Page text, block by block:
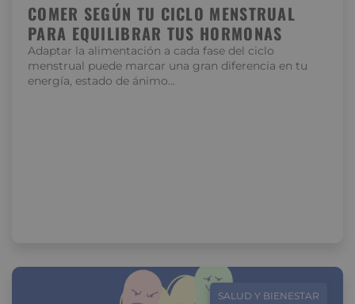
COMER SEGÚN TU CICLO MENSTRUAL
PARA EQUILIBRAR TUS HORMONAS
Adaptar la alimentación a cada fase del ciclo
menstrual puede marcar una gran diferencia en tu
energía, estado de ánimo…
SALUD Y BIENESTAR